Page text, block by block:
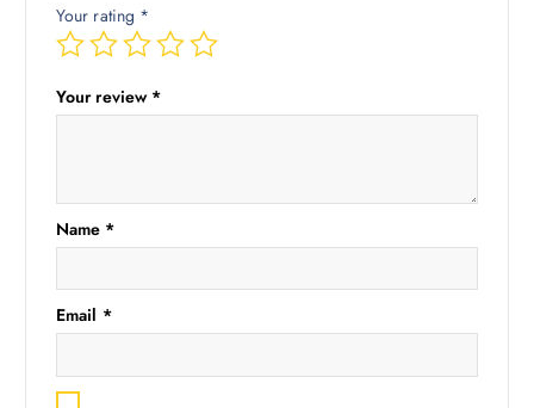
Your rating *
Your review *
Name *
Email *